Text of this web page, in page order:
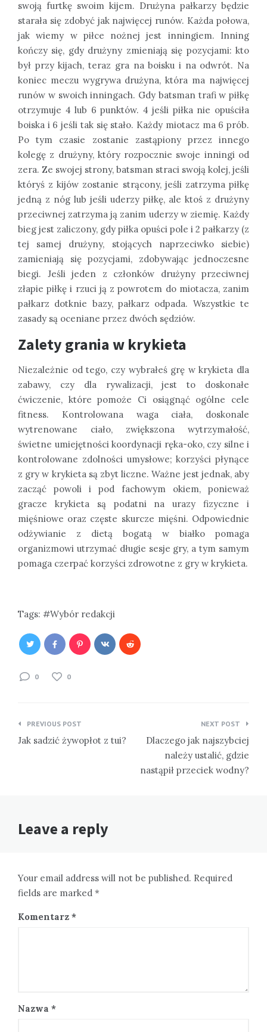
swoją furtkę swoim kijem. Drużyna pałkarzy będzie
starała się zdobyć jak najwięcej runów. Każda połowa,
jak wiemy w piłce nożnej jest inningiem. Inning
kończy się, gdy drużyny zmieniają się pozycjami: kto
był przy kijach, teraz gra na boisku i na odwrót. Na
koniec meczu wygrywa drużyna, która ma najwięcej
runów w swoich inningach. Gdy batsman trafi w piłkę
otrzymuje 4 lub 6 punktów. 4 jeśli piłka nie opuściła
boiska i 6 jeśli tak się stało. Każdy miotacz ma 6 prób.
Po tym czasie zostanie zastąpiony przez innego
kolegę z drużyny, który rozpocznie swoje inningi od
zera. Ze swojej strony, batsman straci swoją kolej, jeśli
któryś z kijów zostanie strącony, jeśli zatrzyma piłkę
jedną z nóg lub jeśli uderzy piłkę, ale ktoś z drużyny
przeciwnej zatrzyma ją zanim uderzy w ziemię. Każdy
bieg jest zaliczony, gdy piłka opuści pole i 2 pałkarzy (z
tej samej drużyny, stojących naprzeciwko siebie)
zamieniają się pozycjami, zdobywając jednoczesne
biegi. Jeśli jeden z członków drużyny przeciwnej
złapie piłkę i rzuci ją z powrotem do miotacza, zanim
pałkarz dotknie bazy, pałkarz odpada. Wszystkie te
zasady są oceniane przez dwóch sędziów.
Zalety grania w krykieta
Niezależnie od tego, czy wybrałeś grę w krykieta dla
zabawy, czy dla rywalizacji, jest to doskonałe
ćwiczenie, które pomoże Ci osiągnąć ogólne cele
fitness. Kontrolowana waga ciała, doskonale
wytrenowane ciało, zwiększona wytrzymałość,
świetne umiejętności koordynacji ręka-oko, czy silne i
kontrolowane zdolności umysłowe; korzyści płynące
z gry w krykieta są zbyt liczne. Ważne jest jednak, aby
zacząć powoli i pod fachowym okiem, ponieważ
gracze krykieta są podatni na urazy fizyczne i
mięśniowe oraz częste skurcze mięśni. Odpowiednie
odżywianie z dietą bogatą w białko pomaga
organizmowi utrzymać długie sesje gry, a tym samym
pomaga czerpać korzyści zdrowotne z gry w krykieta.
Tags: Wybór redakcji
0 0
Nawigacja
wpisu
PREVIOUS POST
Jak sadzić żywopłot z tui?
NEXT POST
Dlaczego jak najszybciej
należy ustalić, gdzie
nastąpił przeciek wodny?
Leave a reply
Your email address will not be published. Required
fields are marked *
Komentarz *
Nazwa *